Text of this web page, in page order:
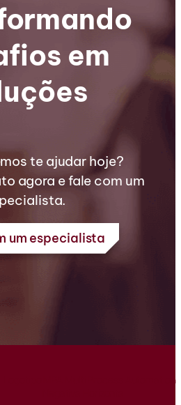
em
te ajudar hoje?
agora e fale com um
um especialista